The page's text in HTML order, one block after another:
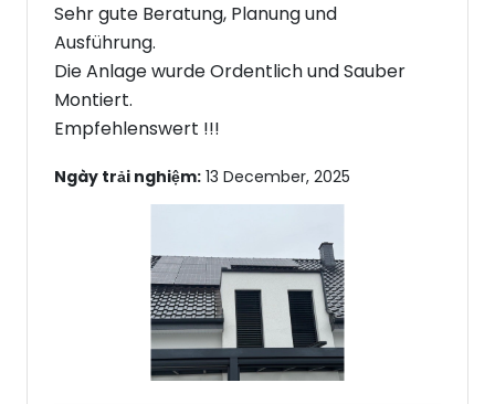
Sehr gute Beratung, Planung und
Ausführung.
Die Anlage wurde Ordentlich und Sauber
Montiert.
Empfehlenswert !!!
Ngày trải nghiệm: 13 December, 2025